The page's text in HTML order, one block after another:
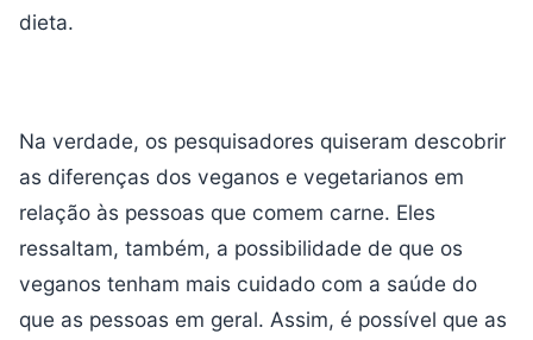
dieta.
Na verdade, os pesquisadores quiseram descobrir
as diferenças dos veganos e vegetarianos em
relação às pessoas que comem carne. Eles
ressaltam, também, a possibilidade de que os
veganos tenham mais cuidado com a saúde do
que as pessoas em geral. Assim, é possível que as